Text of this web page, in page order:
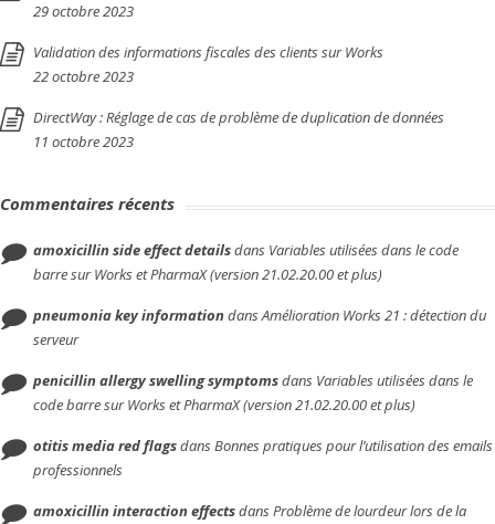
29 octobre 2023
Validation des informations fiscales des clients sur Works
22 octobre 2023
DirectWay : Réglage de cas de problème de duplication de données
11 octobre 2023
Commentaires récents
amoxicillin side effect detailsdans Variables utilisées dans le code
barre sur Works et PharmaX (version 21.02.20.00 et plus)
pneumonia key informationdansAmélioration Works 21 : détection du
serveur
penicillin allergy swelling symptomsdans Variables utilisées dans le
code barre sur Works et PharmaX (version 21.02.20.00 et plus)
otitis media red flagsdansBonnes pratiques pour l’utilisation des emails
professionnels
amoxicillin interaction effectsdansProblème de lourdeur lors de la